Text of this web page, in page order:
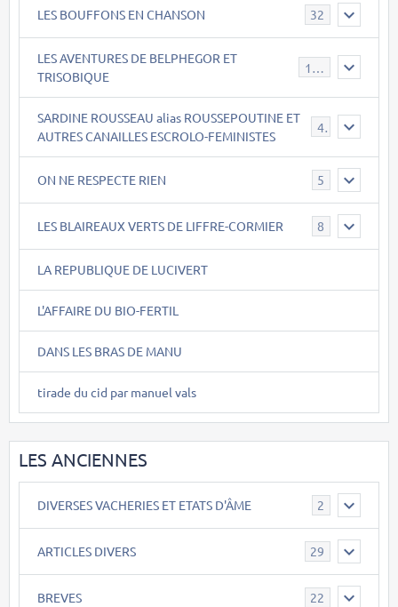
LES BOUFFONS EN CHANSON 32
LES AVENTURES DE BELPHEGOR ET
TRISOBIQUE
147
SARDINE ROUSSEAU alias ROUSSEPOUTINE ET
AUTRES CANAILLES ESCROLO-FEMINISTES
40
ON NE RESPECTE RIEN 5
LES BLAIREAUX VERTS DE LIFFRE-CORMIER 8
LA REPUBLIQUE DE LUCIVERT
L'AFFAIRE DU BIO-FERTIL
DANS LES BRAS DE MANU
tirade du cid par manuel vals
LES ANCIENNES
DIVERSES VACHERIES ET ETATS D'ÂME 2
ARTICLES DIVERS 29
BREVES 22